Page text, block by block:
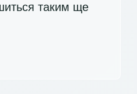
таким ще